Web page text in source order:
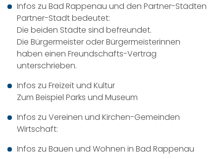
Infos zu Bad Rappenau und den Partner-Städten
Partner-Stadt bedeutet:
Die beiden Städte sind befreundet.
Die Bürgermeister oder Bürgermeisterinnen
haben einen Freundschafts-Vertrag
unterschrieben.
Infos zu Freizeit und Kultur
Zum Beispiel Parks und Museum
Infos zu Vereinen und Kirchen-Gemeinden
Wirtschaft:
Infos zu Bauen und Wohnen in Bad Rappenau